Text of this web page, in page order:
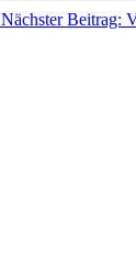
Nächster Beitrag: